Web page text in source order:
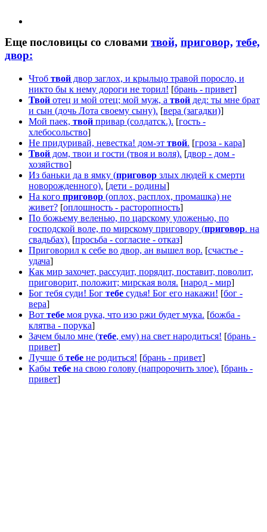
Еще пословицы со словами твой, приговор, тебе,
двор:
Чтоб твой двор заглох, и крыльцо травой поросло, и
никто бы к нему дороги не торил! [брань - привет]
Твой отец и мой отец; мой муж, а твой дед: ты мне брат
и сын (дочь Лота своему сыну). [вера (загадки)]
Мой паек, твой привар (солдатск.). [гость -
хлебосольство]
Не придуривай, невестка! дом-эт твой. [гроза - кара]
Твой дом, твои и гости (твоя и воля). [двор - дом -
хозяйство]
Из баньки да в ямку (приговор злых людей к смерти
новорожденного). [дети - родины]
На кого приговор (оплох, расплох, промашка) не
живет? [оплошность - расторопность]
По божьему веленью, по царскому уложенью, по
господской воле, по мирскому приговору (приговор. на
свадьбах). [просьба - согласие - отказ]
Приговорил к себе во двор, ан вышел вор. [счастье -
удача]
Как мир захочет, рассудит, порядит, поставит, поволит,
приговорит, положит; мирская воля. [народ - мир]
Бог тебя суди! Бог тебе судья! Бог его накажи! [бог -
вера]
Вот тебе моя рука, что изо ржи будет мука. [божба -
клятва - порука]
Зачем было мне (тебе, ему) на свет народиться! [брань -
привет]
Лучше б тебе не родиться! [брань - привет]
Кабы тебе на свою голову (напророчить злое). [брань -
привет]